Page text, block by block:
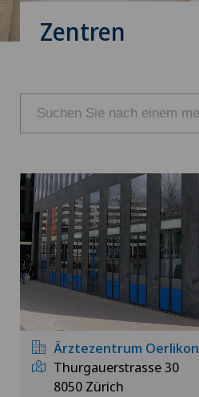
Zentren
Ärztezentrum Oerlikon
Thurgauerstrasse 30
8050 Zürich